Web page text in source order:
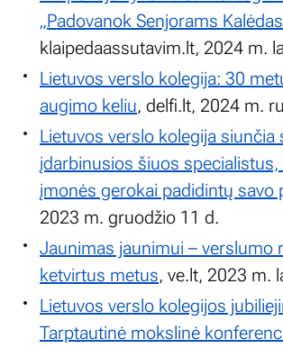
„Padovanok Senjorams
klaipedaassutavim.lt, 2024 m.
Lietuvos verslo kolegija: 30
augimo keliu, delfi.lt, 2024 m.
Lietuvos verslo kolegija siunčia
įdarbinusios šiuos specialistus,
įmonės gerokai padidintų savo
2023 m. gruodžio 11 d.
Jaunimas jaunimui – verslumo
ketvirtus metus, ve.lt, 2023 m.
Lietuvos verslo kolegijos
Tarptautinė mokslinė